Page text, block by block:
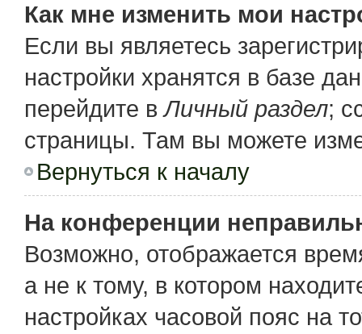
Как мне изменить мои
Если вы являетесь
настройки хранятся в базе
перейдите вЛичный раздел;
страницы. Там вы можете
Вернуться к началу
На конференции
Возможно, отображается
а не к тому, в котором
настройках часовой пояс на